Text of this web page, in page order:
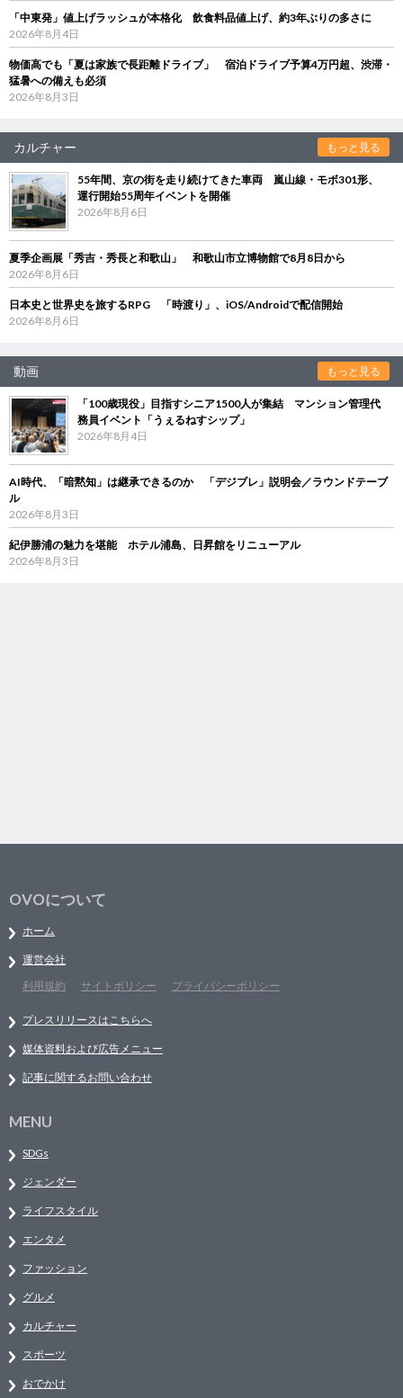
「中東発」値上げラッシュが本格化 飲食料品値上げ、約3年ぶりの多さに
2026年8月4日
物価高でも「夏は家族で長距離ドライブ」 宿泊ドライブ予算4万円超、渋滞・
猛暑への備えも必須
2026年8月3日
カルチャー もっと見る
55年間、京の街を走り続けてきた車両 嵐山線・モボ301形、
運行開始55周年イベントを開催
2026年8月6日
夏季企画展「秀吉・秀長と和歌山」 和歌山市立博物館で8月8日から
2026年8月6日
日本史と世界史を旅するRPG 「時渡り」、iOS/Androidで配信開始
2026年8月6日
動画 もっと見る
「100歳現役」目指すシニア1500人が集結 マンション管理代
務員イベント「うぇるねすシップ」
2026年8月4日
AI時代、「暗黙知」は継承できるのか 「デジブレ」説明会／ラウンドテーブ
ル
2026年8月3日
紀伊勝浦の魅力を堪能 ホテル浦島、日昇館をリニューアル
2026年8月3日
OVOについて
ホーム
運営会社
利用規約
サイトポリシー プライバシーポリシー
プレスリリースはこちらへ
媒体資料および広告メニュー
記事に関するお問い合わせ
MENU
SDGs
ジェンダー
ライフスタイル
エンタメ
ファッション
グルメ
カルチャー
スポーツ
おでかけ